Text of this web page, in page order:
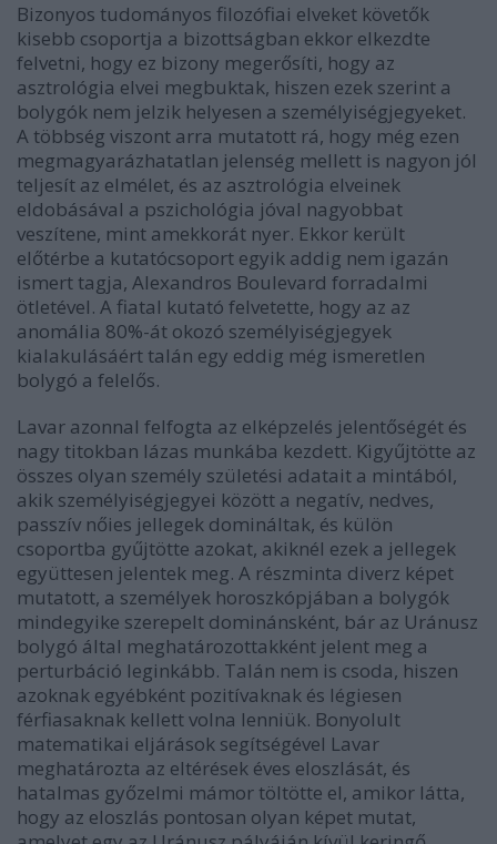
Bizonyos tudományos filozófiai elveket követők
kisebb csoportja a bizottságban ekkor elkezdte
felvetni, hogy ez bizony megerősíti, hogy az
asztrológia elvei megbuktak, hiszen ezek szerint a
bolygók nem jelzik helyesen a személyiségjegyeket.
A többség viszont arra mutatott rá, hogy még ezen
megmagyarázhatatlan jelenség mellett is nagyon jól
teljesít az elmélet, és az asztrológia elveinek
eldobásával a pszichológia jóval nagyobbat
veszítene, mint amekkorát nyer. Ekkor került
előtérbe a kutatócsoport egyik addig nem igazán
ismert tagja, Alexandros Boulevard forradalmi
ötletével. A fiatal kutató felvetette, hogy az az
anomália 80%-át okozó személyiségjegyek
kialakulásáért talán egy eddig még ismeretlen
bolygó a felelős.
Lavar azonnal felfogta az elképzelés jelentőségét és
nagy titokban lázas munkába kezdett. Kigyűjtötte az
összes olyan személy születési adatait a mintából,
akik személyiségjegyei között a negatív, nedves,
passzív nőies jellegek domináltak, és külön
csoportba gyűjtötte azokat, akiknél ezek a jellegek
együttesen jelentek meg. A részminta diverz képet
mutatott, a személyek horoszkópjában a bolygók
mindegyike szerepelt dominánsként, bár az Uránusz
bolygó által meghatározottakként jelent meg a
perturbáció leginkább. Talán nem is csoda, hiszen
azoknak egyébként pozitívaknak és légiesen
férfiasaknak kellett volna lenniük. Bonyolult
matematikai eljárások segítségével Lavar
meghatározta az eltérések éves eloszlását, és
hatalmas győzelmi mámor töltötte el, amikor látta,
hogy az eloszlás pontosan olyan képet mutat,